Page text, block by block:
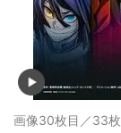
画像30枚目／33枚